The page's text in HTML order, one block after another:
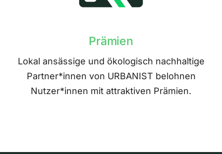
Prämien
Lokal ansässige und ökologisch nachhaltige
Partner*innen von URBANIST belohnen
Nutzer*innen mit attraktiven Prämien.